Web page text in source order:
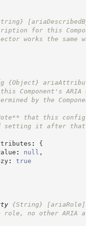
for this
works the same
{Object}
ARIA
by the
this config is
it after that
:
{
: null ,
:
true
{String}
[ariaRole]
no other ARIA